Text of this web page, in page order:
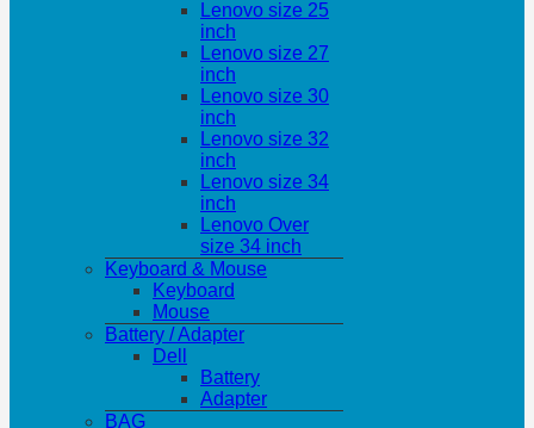
Lenovo size 25
inch
Lenovo size 27
inch
Lenovo size 30
inch
Lenovo size 32
inch
Lenovo size 34
inch
Lenovo Over
size 34 inch
Keyboard & Mouse
Keyboard
Mouse
Battery / Adapter
Dell
Battery
Adapter
BAG